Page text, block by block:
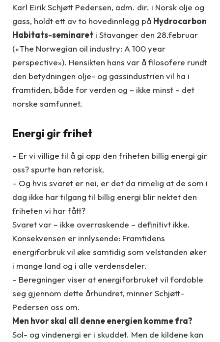
Karl Eirik Schjøtt Pedersen, adm. dir. i Norsk olje og
gass, holdt ett av to hovedinnlegg på Hydrocarbon
Habitats-seminaret i Stavanger den 28.februar
(«The Norwegian oil industry: A 100 year
perspective»). Hensikten hans var å filosofere rundt
den betydningen olje- og gassindustrien vil ha i
framtiden, både for verden og – ikke minst – det
norske samfunnet.
Energi gir frihet
– Er vi villige til å gi opp den friheten billig energi gir
oss? spurte han retorisk.
– Og hvis svaret er nei, er det da rimelig at de som i
dag ikke har tilgang til billig energi blir nektet den
friheten vi har fått?
Svaret var – ikke overraskende – definitivt ikke.
Konsekvensen er innlysende: Framtidens
energiforbruk vil øke samtidig som velstanden øker
i mange land og i alle verdensdeler.
– Beregninger viser at energiforbruket vil fordoble
seg gjennom dette århundret, minner Schjøtt-
Pedersen oss om.
Men hvor skal all denne energien komme fra?
Sol- og vindenergi er i skuddet. Men de kildene kan